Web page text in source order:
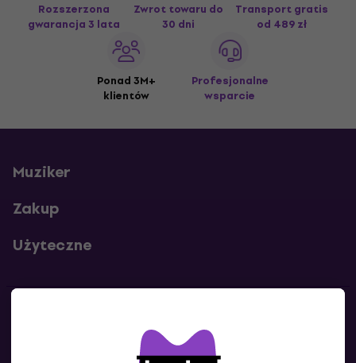
Rozszerzona
gwarancja 3 lata
Zwrot towaru do
30 dni
Transport gratis
od 489 zł
Ponad 3M+
klientów
Profesjonalne
wsparcie
Muziker
Zakup
Użyteczne
Skontaktuj się z nami